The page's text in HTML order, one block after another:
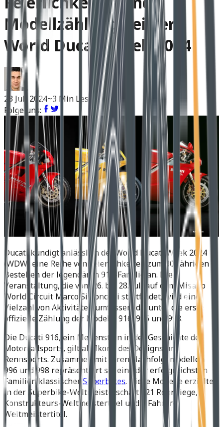
Modellzählung bei der
World Ducati Week 2024
23 Juli 2024~3 Min Lesen
Folge uns:
Ducati kündigt anlässlich der World Ducati Week 2024
(WDW) eine Reihe von Feierlichkeiten zum 30-jährigen
Bestehen der legendären 916-Familie an. Die
Veranstaltung, die vom 26. bis 28. Juli auf dem Misano
World Circuit Marco Simoncelli stattfindet, wird eine
Vielzahl von Aktivitäten umfassen, darunter die erste
offizielle Zählung der Modelle 916, 996 und 998.
Die Ducati 916, ein Meilenstein in der Geschichte des
Motorradsports, gilt als Ikone des Designs und
Rennsports. Zusammen mit ihren Nachfolgemodellen
996 und 998 repräsentiert sie eine der erfolgreichsten
Familien klassischerSuperbikes. Diese Modelle erzielten
in der Superbike-Weltmeisterschaft 121 Rennsiege, 8
Konstrukteurs-Weltmeistertitel und 6 Fahrer-
Weltmeistertitel.